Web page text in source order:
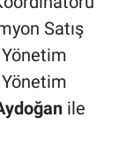
Satış
ile